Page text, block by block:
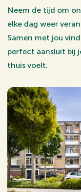
Neem de tijd om
elke dag weer
Samen met jou
perfect aansluit bij
thuis voelt.